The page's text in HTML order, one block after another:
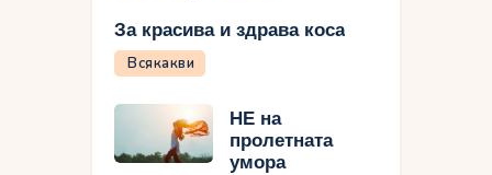
За красива и здрава коса
Всякакви
НЕ на
пролетната
умора